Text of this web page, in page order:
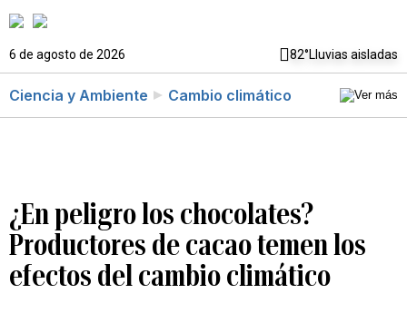
6 de agosto de 2026 82°Lluvias aisladas
Ciencia y Ambiente Cambio climático
¿En peligro los chocolates?
Productores de cacao temen los
efectos del cambio climático